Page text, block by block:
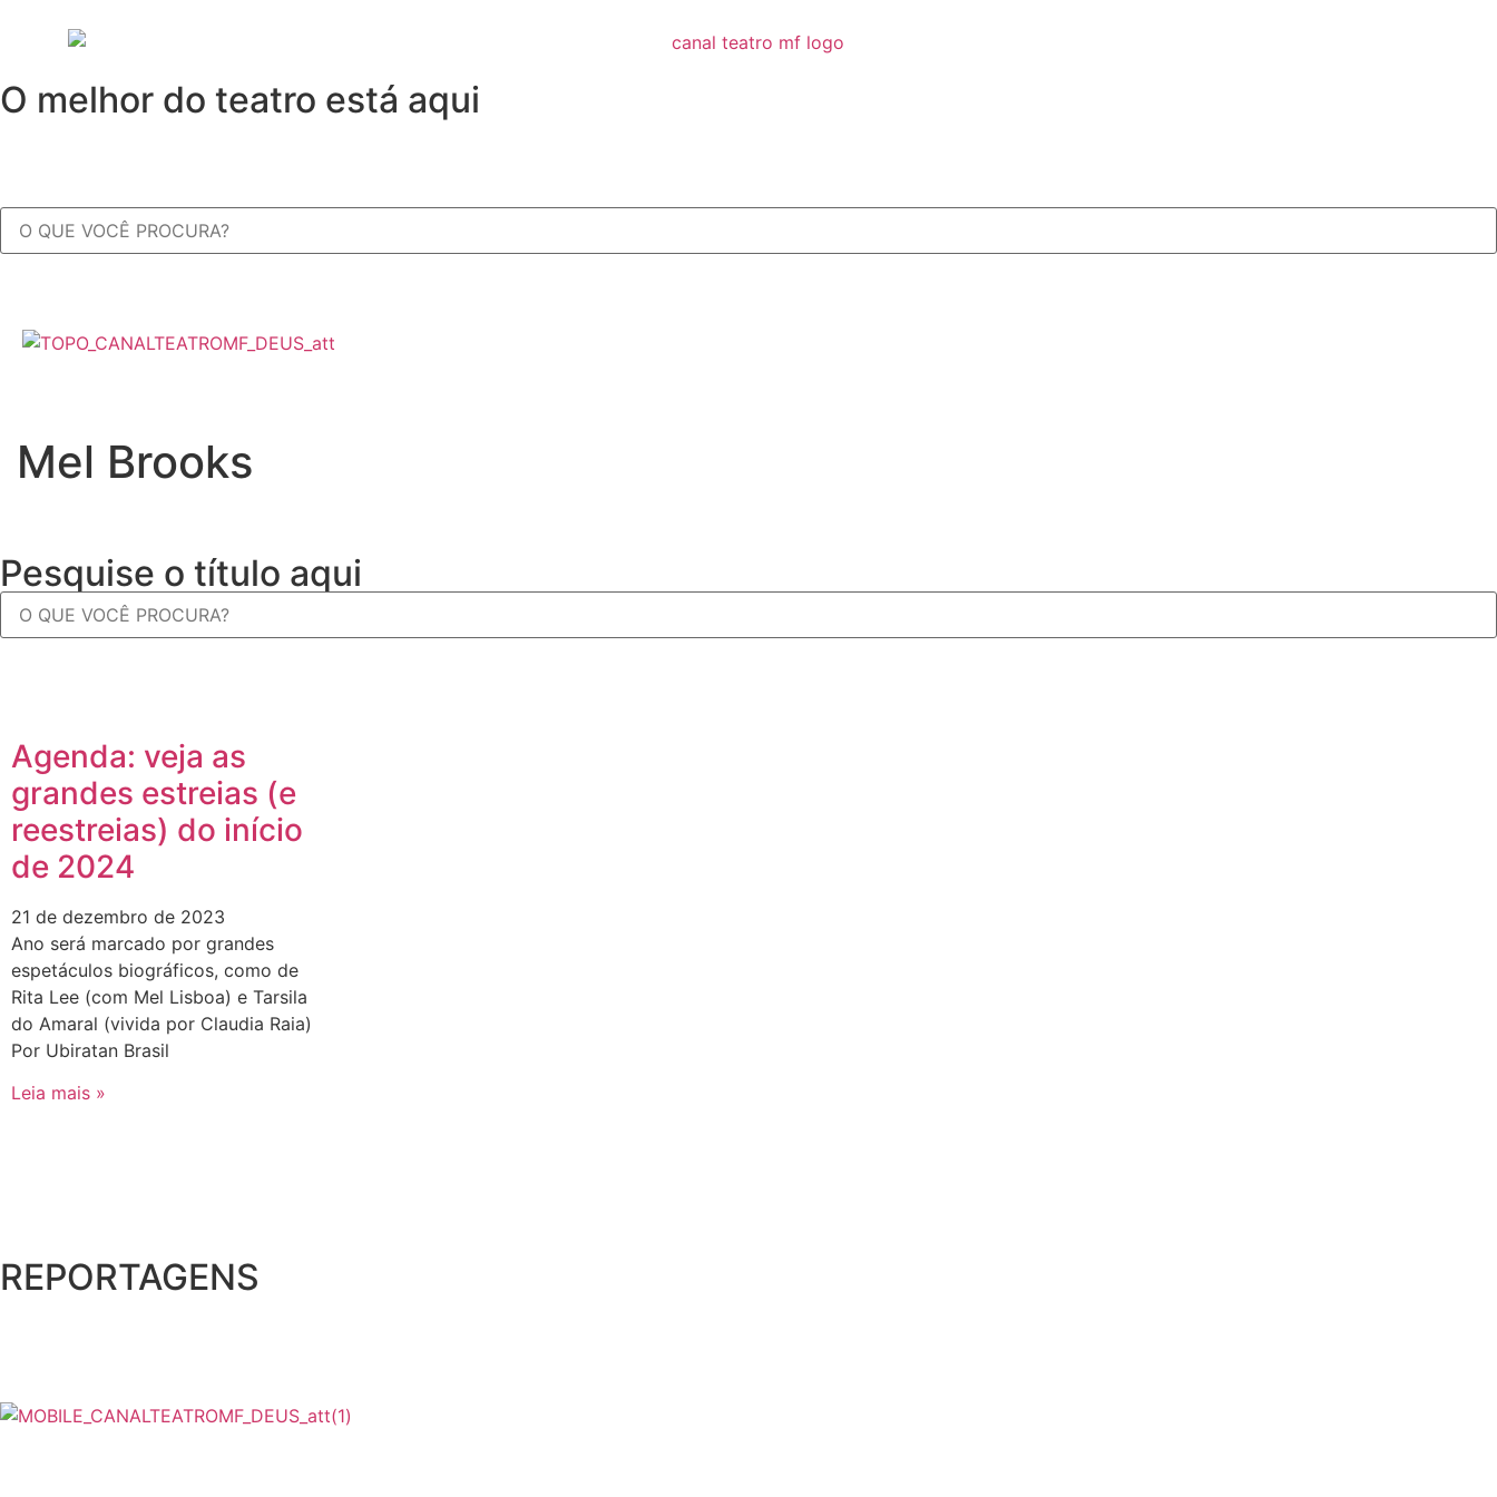
O melhor do teatro está aqui
Mel Brooks
Pesquise o título aqui
Agenda: veja as
grandes estreias (e
reestreias) do início
de 2024
21 de dezembro de 2023
Ano será marcado por grandes
espetáculos biográficos, como de
Rita Lee (com Mel Lisboa) e Tarsila
do Amaral (vivida por Claudia Raia)
Por Ubiratan Brasil
Leia mais »
REPORTAGENS